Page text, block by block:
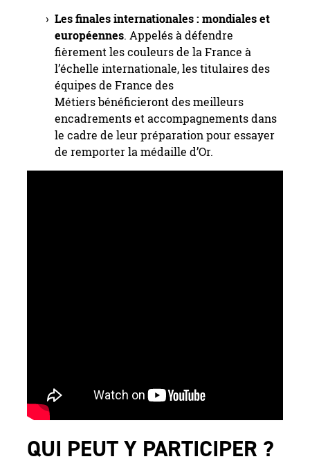
Les finales internationales : mondiales et
européennes. Appelés à défendre
fièrement les couleurs de la France à
l’échelle internationale, les titulaires des
équipes de France des
Métiers bénéficieront des meilleurs
encadrements et accompagnements dans
le cadre de leur préparation pour essayer
de remporter la médaille d’Or.
QUI PEUT Y PARTICIPER ?